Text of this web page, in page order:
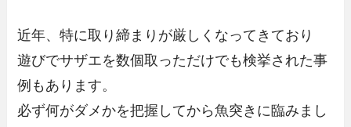
近年、特に取り締まりが厳しくなってきており
遊びでサザエを数個取っただけでも検挙された事
例もあります。
必ず何がダメかを把握してから魚突きに臨みまし